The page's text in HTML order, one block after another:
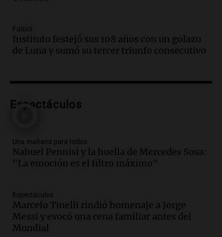
Audio.Borges, abogada de Pourrain:
"Tres hombres se lo llevaron para
hacerle preguntas y nunca regresó"
Episodios
metros del río Suquía y retiraron hasta
Episodios
Audio.La historia de la servilleta que
firmó Jorge Messi para el primer
Episodios
Audio.Joan Gaspart: "Sin Jorge, no sé si
Messi hubiera llegado adonde llegó"
Fútbol
Instituto festejó sus 108 años con un golazo
de Luna y sumó su tercer triunfo consecutivo
Espectáculos
Una mañana para todos
Nahuel Pennisi y la huella de Mercedes Sosa:
"La emoción es el filtro máximo"
Espectáculos
Marcelo Tinelli rindió homenaje a Jorge
Messi y evocó una cena familiar antes del
Mundial